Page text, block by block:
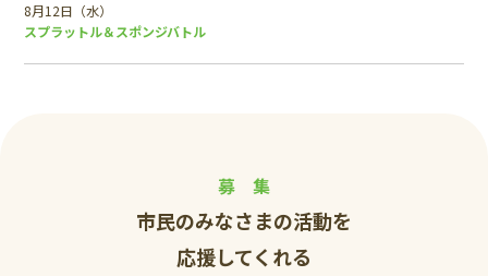
8月12日（水）
スプラットル＆スポンジバトル
募 集
市民のみなさまの活動を
応援してくれる